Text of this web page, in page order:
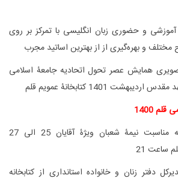
آموزشی و حضوری زبان انگلیسی با تمرکز بر روی
و بهره‌گیری از از بهترین اساتید مجرب
همایش عصر تحول اتحادیه جامعۀ اسلامی
1401 کتابخانۀ عمویم قلم
1400
1400/12/25: مراسم به مناسبت نیمۀ شعبان ویژۀ آقایان 25 الی 27
ساعت 21
مدیرکل دفتر زنان و خانواده استانداری از کتابخانه